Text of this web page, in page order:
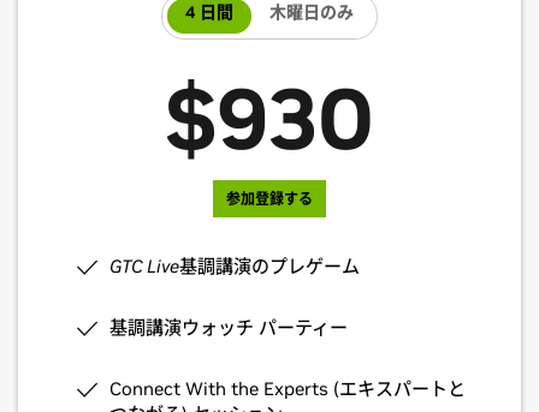
基調講演 (月曜日、席数限定)
GTC Live 基調講演のプレゲーム (月曜日)
基調講演ウォッチ パーティー (月曜日)
つながる) セッション
4 日間 木曜日のみ
$930
参加登録する
GTC Live基調講演のプレゲーム
基調講演ウォッチ パーティー
Connect With the Experts (エキスパートと